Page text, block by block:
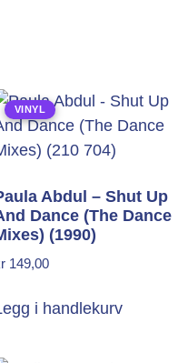
VINYL
Abdul – Shut Up
Dance (The Dance
(1990)
149,00
i handlekurv